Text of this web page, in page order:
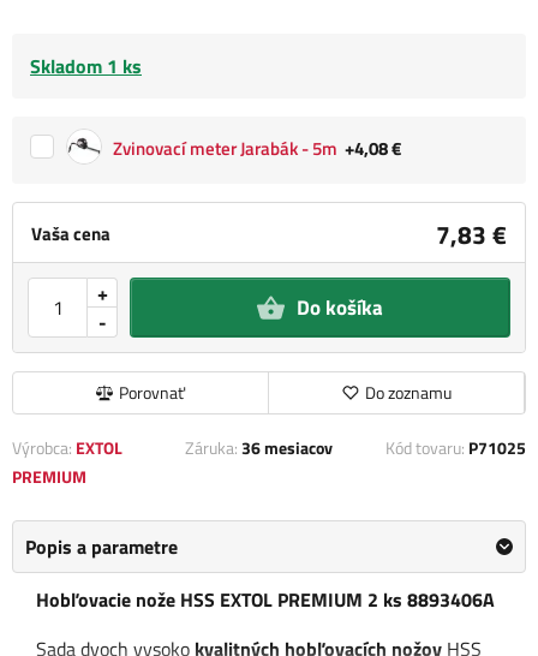
Vaša cena 7,83 €
-
+ Do košíka
Porovnať Do zoznamu
Skladom 1 ks
Zvinovací meter Jarabák - 5m +4,08 €
Výrobca: EXTOL
PREMIUM
Záruka:36 mesiacov Kód tovaru: P71025
Popis a parametre
Hobľovacie nože HSS EXTOL PREMIUM 2 ks 8893406A
Sada dvoch vysoko kvalitných hobľovacích nožov HSS